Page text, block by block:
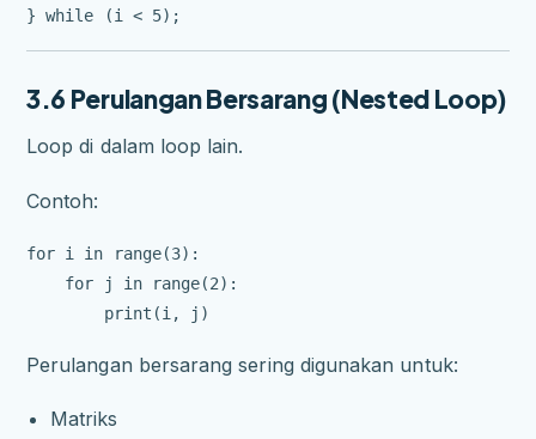
3.6 Perulangan Bersarang (Nested Loop)
Loop di dalam loop lain.
Contoh:
for i in range(3):
    for j in range(2):
Perulangan bersarang sering digunakan untuk:
Matriks